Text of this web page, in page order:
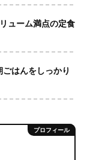
ューム満点の定食
はんをしっかり